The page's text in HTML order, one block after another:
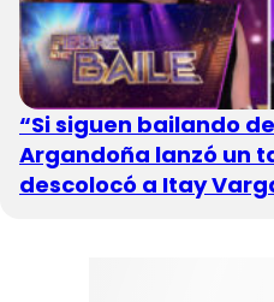
“Si siguen bailando
Argandoña lanzó un
descolocó a Itay